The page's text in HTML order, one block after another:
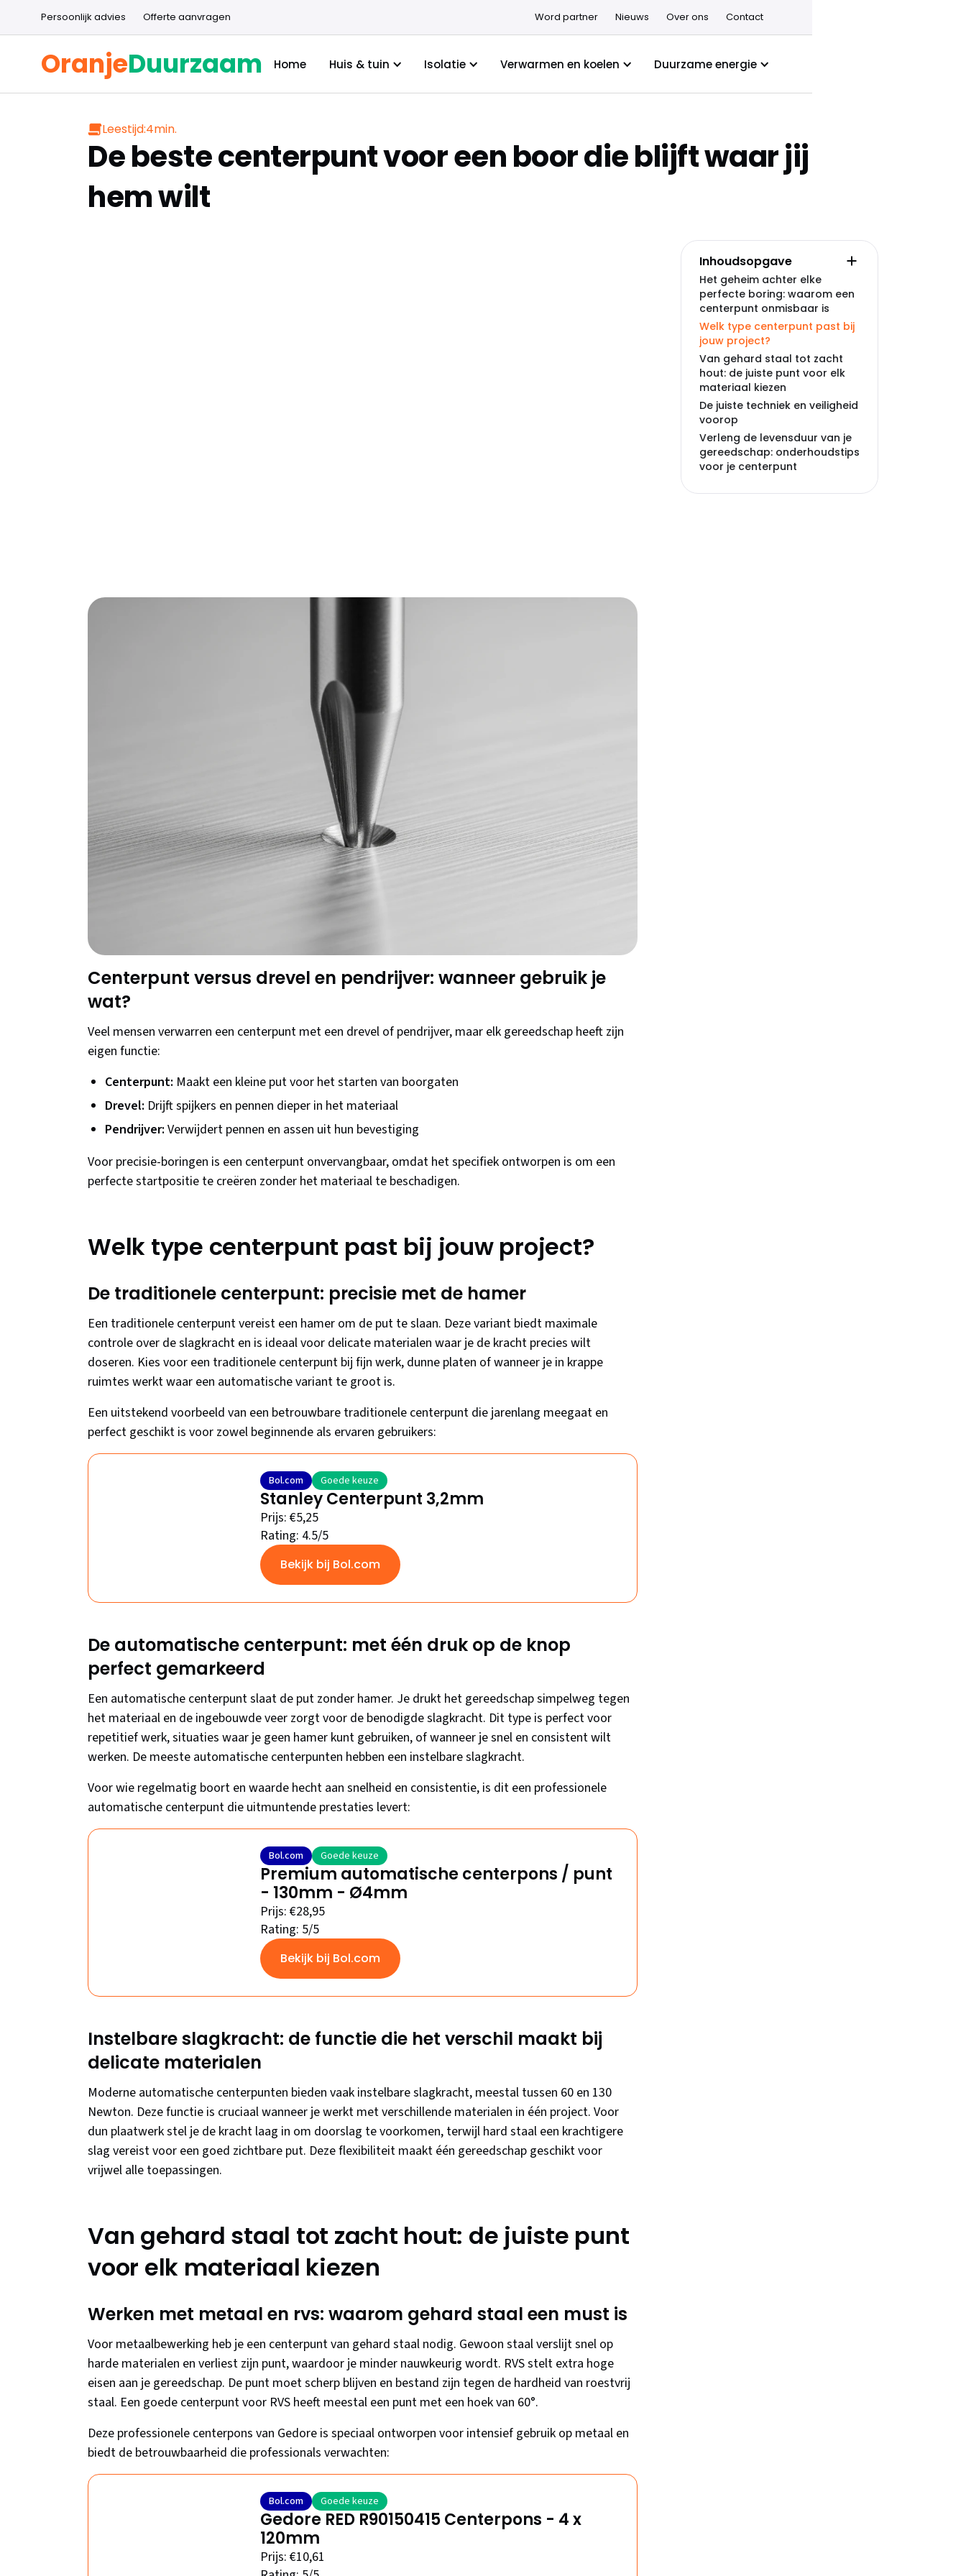
Persoonlijk advies Offerte aanvragen Word partner Nieuws Over ons Contact
OranjeDuurzaam Home Huis & tuin Isolatie Verwarmen en koelen Duurzame energie
Leestijd:4min.
De beste centerpunt voor een boor die blijft waar jij
hem wilt
begint waar jij het wilt, of je nu werkt met metaal, hout of kunststof.
Het geheim achter elke perfecte boring:
waarom een centerpunt onmisbaar is
De cruciale eerste stap: hoe een simpele put je werk redt
Zonder centerpunt glijdt je boor weg op gladde oppervlakken, vooral bij harde materialen zoals RVS of
gehard staal. Het kleine putje dat een centerpunt maakt, geeft je boor een perfecte startpositie en
voorkomt kostbare fouten. Een centerpunt werkt simpel maar effectief: door een kleine indrukking te
tijd, materiaal en frustratie.
Centerpunt versus drevel en pendrijver: wanneer gebruik je
wat?
Veel mensen verwarren een centerpunt met een drevel of pendrijver, maar elk gereedschap heeft zijn
eigen functie:
Centerpunt: Maakt een kleine put voor het starten van boorgaten
Drevel: Drijft spijkers en pennen dieper in het materiaal
Pendrijver: Verwijdert pennen en assen uit hun bevestiging
Voor precisie-boringen is een centerpunt onvervangbaar, omdat het specifiek ontworpen is om een
perfecte startpositie te creëren zonder het materiaal te beschadigen.
Welk type centerpunt past bij jouw project?
De traditionele centerpunt: precisie met de hamer
Een traditionele centerpunt vereist een hamer om de put te slaan. Deze variant biedt maximale
controle over de slagkracht en is ideaal voor delicate materialen waar je de kracht precies wilt
doseren. Kies voor een traditionele centerpunt bij fijn werk, dunne platen of wanneer je in krappe
ruimtes werkt waar een automatische variant te groot is.
Een uitstekend voorbeeld van een betrouwbare traditionele centerpunt die jarenlang meegaat en
perfect geschikt is voor zowel beginnende als ervaren gebruikers:
Bol.com Goede keuze
Stanley Centerpunt 3,2mm
Prijs: €5,25
Rating: 4.5/5
Bekijk bij Bol.com
De automatische centerpunt: met één druk op de knop
perfect gemarkeerd
Een automatische centerpunt slaat de put zonder hamer. Je drukt het gereedschap simpelweg tegen
het materiaal en de ingebouwde veer zorgt voor de benodigde slagkracht. Dit type is perfect voor
repetitief werk, situaties waar je geen hamer kunt gebruiken, of wanneer je snel en consistent wilt
werken. De meeste automatische centerpunten hebben een instelbare slagkracht.
Voor wie regelmatig boort en waarde hecht aan snelheid en consistentie, is dit een professionele
automatische centerpunt die uitmuntende prestaties levert:
Bol.com Goede keuze
Premium automatische centerpons / punt
- 130mm - Ø4mm
Prijs: €28,95
Rating: 5/5
Bekijk bij Bol.com
Instelbare slagkracht: de functie die het verschil maakt bij
delicate materialen
Moderne automatische centerpunten bieden vaak instelbare slagkracht, meestal tussen 60 en 130
Newton. Deze functie is cruciaal wanneer je werkt met verschillende materialen in één project. Voor
dun plaatwerk stel je de kracht laag in om doorslag te voorkomen, terwijl hard staal een krachtigere
slag vereist voor een goed zichtbare put. Deze flexibiliteit maakt één gereedschap geschikt voor
vrijwel alle toepassingen.
Van gehard staal tot zacht hout: de juiste punt
voor elk materiaal kiezen
Werken met metaal en rvs: waarom gehard staal een must is
Voor metaalbewerking heb je een centerpunt van gehard staal nodig. Gewoon staal verslijt snel op
harde materialen en verliest zijn punt, waardoor je minder nauwkeurig wordt. RVS stelt extra hoge
eisen aan je gereedschap. De punt moet scherp blijven en bestand zijn tegen de hardheid van roestvrij
staal. Een goede centerpunt voor RVS heeft meestal een punt met een hoek van 60°.
Deze professionele centerpons van Gedore is speciaal ontworpen voor intensief gebruik op metaal en
biedt de betrouwbaarheid die professionals verwachten:
Bol.com Goede keuze
Gedore RED R90150415 Centerpons - 4 x
120mm
Prijs: €10,61
Inhoudsopgave
Het geheim achter elke
perfecte boring: waarom een
centerpunt onmisbaar is
Welk type centerpunt past bij
jouw project?
Van gehard staal tot zacht
hout: de juiste punt voor elk
materiaal kiezen
De juiste techniek en veiligheid
voorop
Verleng de levensduur van je
gereedschap: onderhoudstips
voor je centerpunt